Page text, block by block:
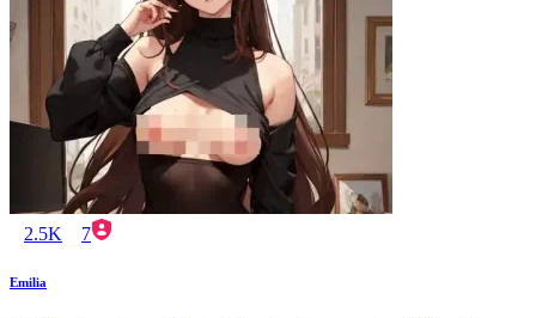
2.5K 7
Emilia